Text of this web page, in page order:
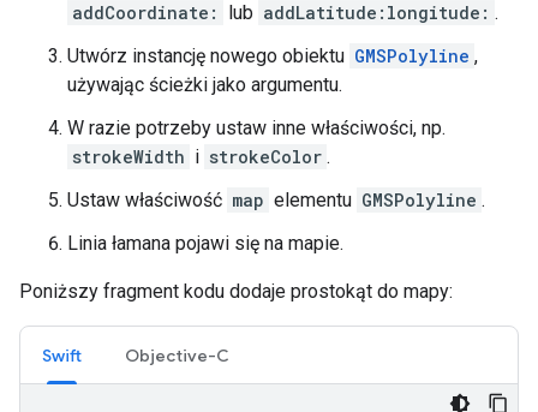
addCoordinate:
lub addLatitude:longitude: .
Utwórz instancję nowego obiektu GMSPolyline ,
używając ścieżki jako argumentu.
W razie potrzeby ustaw inne właściwości, np.
strokeWidth i strokeColor .
Ustaw właściwość map elementu GMSPolyline .
Linia łamana pojawi się na mapie.
Poniższy fragment kodu dodaje prostokąt do mapy:
Swift Objective-C